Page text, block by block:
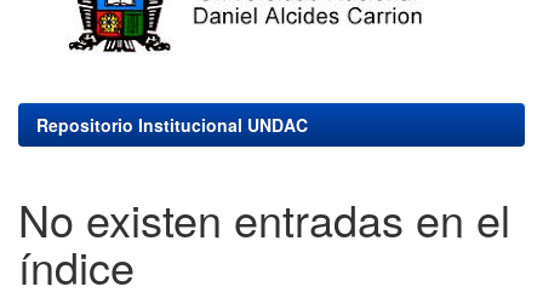
Repositorio Institucional UNDAC
No existen entradas en el
índice